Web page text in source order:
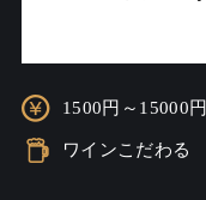
1500円～15000円
ワインこだわる